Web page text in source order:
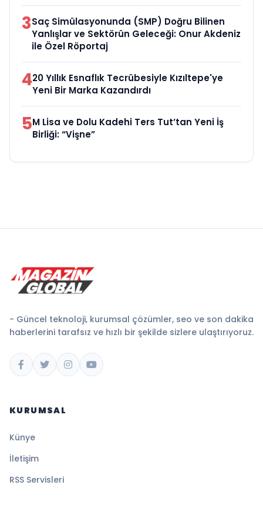
3Saç Simülasyonunda (SMP) Doğru Bilinen
Yanlışlar ve Sektörün Geleceği: Onur Akdeniz
ile Özel Röportaj
420 Yıllık Esnaflık Tecrübesiyle Kızıltepe'ye
Yeni Bir Marka Kazandırdı
5M Lisa ve Dolu Kadehi Ters Tut’tan Yeni İş
Birliği: “Vişne”
- Güncel teknoloji, kurumsal çözümler, seo ve son dakika
haberlerini tarafsız ve hızlı bir şekilde sizlere ulaştırıyoruz.
KURUMSAL
Künye
İletişim
RSS Servisleri